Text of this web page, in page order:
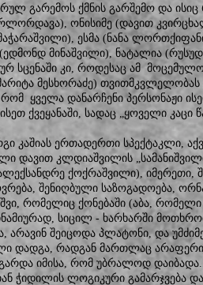
გარემოს ქმნის გარშემო და ისიც
ონისიმე (დავით
ესმა (ნანა
მინაშვილი), ნატალია
სცენაში კი, როდესაც ამ
მესხორაძე) თვითმკვლელობას
ყველა დანარჩენი პერსონაჟი
ქვეყანაში, სადაც „ყოველი კაცი
კაშიას ერთადერთი სპექტაკლი,
დავით კლდიაშვილის
ქოქრაშვილი), იმერეთი,
შენიღბული საზოგადოება,
რომელიც ქონებაში (აბა, რომელი
სიცილ - ხარხარში
არავინ შეიცოდა პლატონი, და
დადგა, რადგან მართლაც არაფერი
გარდა იმისა, რომ უბრალოდ
ჭიდილის ლოგიკური გამარჯვება